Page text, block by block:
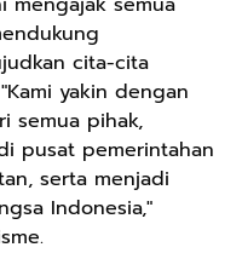
cita-cita
yakin dengan
semua pihak,
pusat pemerintahan
serta menjadi
Indonesia,"